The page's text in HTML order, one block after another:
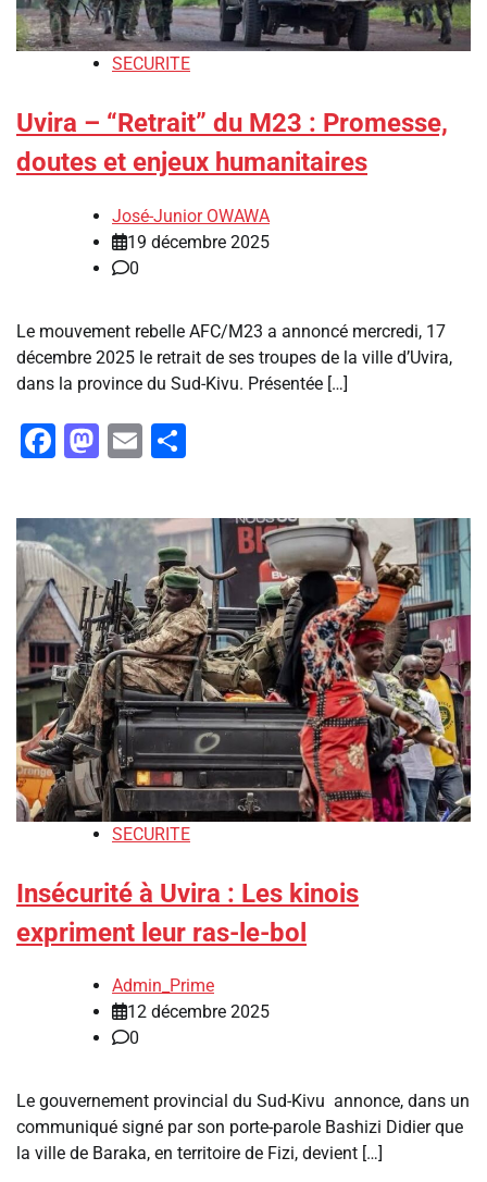
SECURITE
Uvira – “Retrait” du M23 : Promesse,
doutes et enjeux humanitaires
José-Junior OWAWA
19 décembre 2025
0
Le mouvement rebelle AFC/M23 a annoncé mercredi, 17
décembre 2025 le retrait de ses troupes de la ville d’Uvira,
dans la province du Sud-Kivu. Présentée […]
Facebook
Mastodon
Email
SECURITE
Insécurité à Uvira : Les kinois
expriment leur ras-le-bol
Admin_Prime
12 décembre 2025
0
Le gouvernement provincial du Sud-Kivu annonce, dans un
communiqué signé par son porte-parole Bashizi Didier que
la ville de Baraka, en territoire de Fizi, devient […]